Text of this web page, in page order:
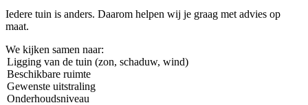
Iedere tuin is anders. Daarom helpen wij je graag met advies op
maat.
We kijken samen naar:
Ligging van de tuin (zon, schaduw, wind)
Beschikbare ruimte
Gewenste uitstraling
Onderhoudsniveau